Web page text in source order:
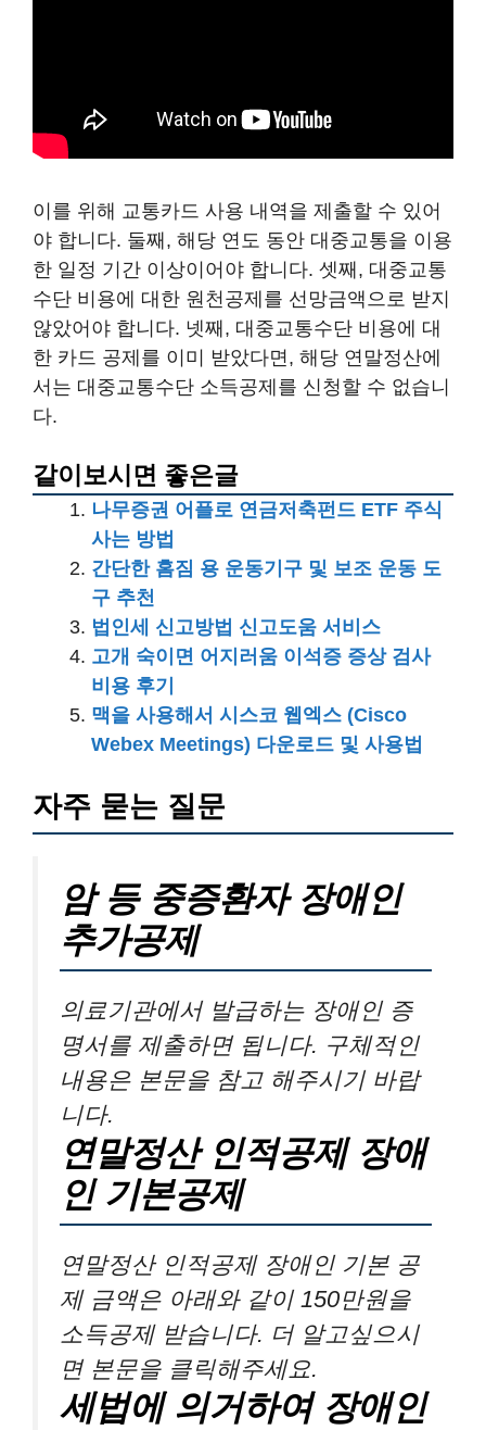
이를 위해 교통카드 사용 내역을 제출할 수 있어
야 합니다. 둘째, 해당 연도 동안 대중교통을 이용
한 일정 기간 이상이어야 합니다. 셋째, 대중교통
수단 비용에 대한 원천공제를 선망금액으로 받지
않았어야 합니다. 넷째, 대중교통수단 비용에 대
한 카드 공제를 이미 받았다면, 해당 연말정산에
서는 대중교통수단 소득공제를 신청할 수 없습니
다.
같이보시면 좋은글
나무증권 어플로 연금저축펀드 ETF 주식
사는 방법
간단한 홈짐 용 운동기구 및 보조 운동 도
구 추천
법인세 신고방법 신고도움 서비스
고개 숙이면 어지러움 이석증 증상 검사
비용 후기
맥을 사용해서 시스코 웹엑스 (Cisco
Webex Meetings) 다운로드 및 사용법
자주 묻는 질문
암 등 중증환자 장애인
추가공제
의료기관에서 발급하는 장애인 증
명서를 제출하면 됩니다. 구체적인
내용은 본문을 참고 해주시기 바랍
니다.
연말정산 인적공제 장애
인 기본공제
연말정산 인적공제 장애인 기본 공
제 금액은 아래와 같이 150만원을
소득공제 받습니다. 더 알고싶으시
면 본문을 클릭해주세요.
세법에 의거하여 장애인